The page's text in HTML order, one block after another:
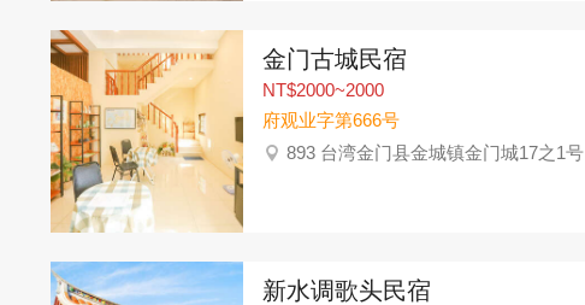
金门古城民宿
NT$2000~2000
府观业字第666号
893 台湾金门县金城镇金门城17之1号
新水调歌头民宿